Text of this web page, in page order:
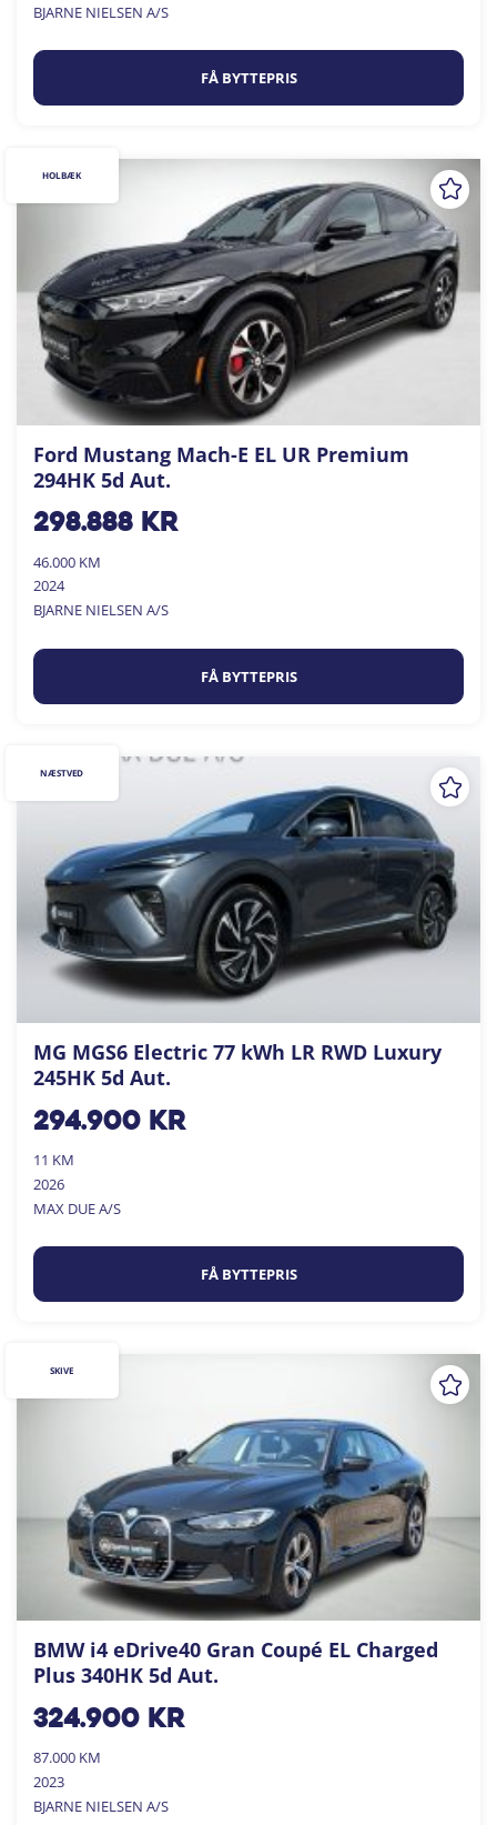
BJARNE NIELSEN A/S
FÅ BYTTEPRIS
Ford Mustang Mach-E EL UR Premium
294HK 5d Aut.
298.888kr
46.000 KM
2024
BJARNE NIELSEN A/S
FÅ BYTTEPRIS
HOLBÆK
MG MGS6 Electric 77 kWh LR RWD Luxury
245HK 5d Aut.
294.900kr
11 KM
2026
MAX DUE A/S
FÅ BYTTEPRIS
NÆSTVED
BMW i4 eDrive40 Gran Coupé EL Charged
Plus 340HK 5d Aut.
324.900kr
87.000 KM
2023
BJARNE NIELSEN A/S
SKIVE